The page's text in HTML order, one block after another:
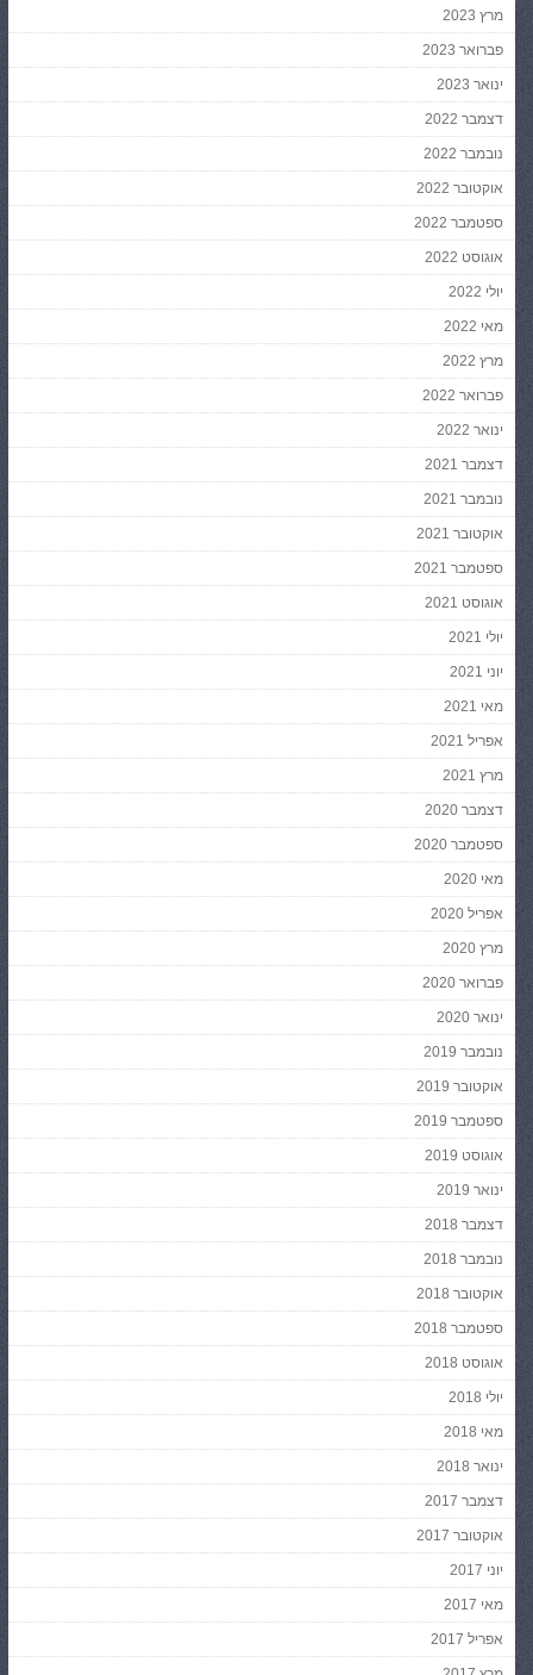
מרץ 2023
פברואר 2023
ינואר 2023
דצמבר 2022
נובמבר 2022
אוקטובר 2022
ספטמבר 2022
אוגוסט 2022
יולי 2022
מאי 2022
מרץ 2022
פברואר 2022
ינואר 2022
דצמבר 2021
נובמבר 2021
אוקטובר 2021
ספטמבר 2021
אוגוסט 2021
יולי 2021
יוני 2021
מאי 2021
אפריל 2021
מרץ 2021
דצמבר 2020
ספטמבר 2020
מאי 2020
אפריל 2020
מרץ 2020
פברואר 2020
ינואר 2020
נובמבר 2019
אוקטובר 2019
ספטמבר 2019
אוגוסט 2019
ינואר 2019
דצמבר 2018
נובמבר 2018
אוקטובר 2018
ספטמבר 2018
אוגוסט 2018
יולי 2018
מאי 2018
ינואר 2018
דצמבר 2017
אוקטובר 2017
יוני 2017
מאי 2017
אפריל 2017